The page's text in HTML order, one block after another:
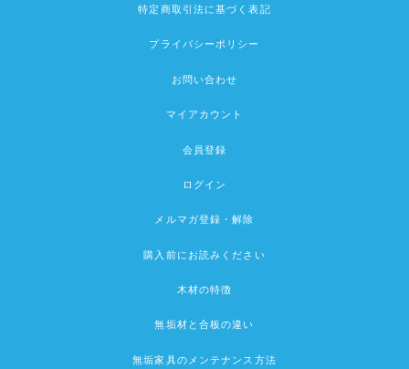
特定商取引法に基づく表記
プライバシーポリシー
お問い合わせ
マイアカウント
会員登録
ログイン
メルマガ登録・解除
購入前にお読みください
木材の特徴
無垢材と合板の違い
無垢家具のメンテナンス方法